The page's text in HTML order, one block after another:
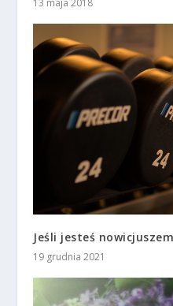
13 maja 2018
Jeśli jesteś
19 grudnia 2021